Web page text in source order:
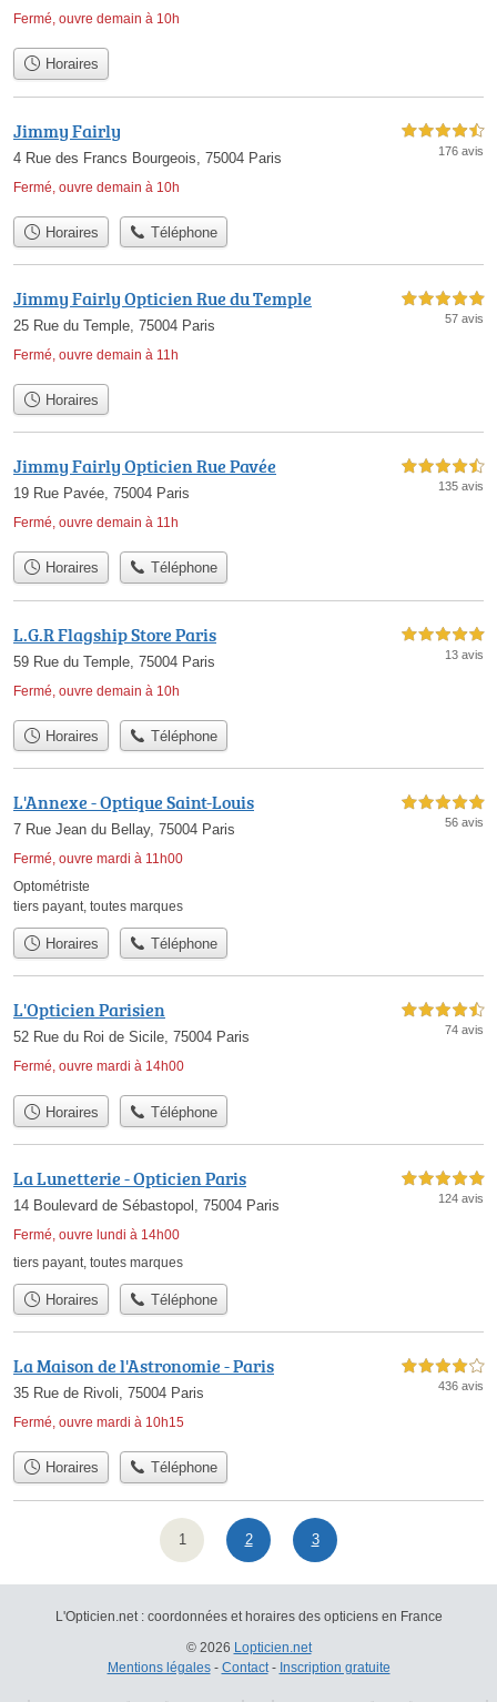
Fermé, ouvre demain à 10h
Horaires
Jimmy Fairly
4 Rue des Francs Bourgeois, 75004 Paris
Fermé, ouvre demain à 10h
4,5 étoiles sur 5
176 avis
Horaires Téléphone
Jimmy Fairly Opticien Rue du Temple
25 Rue du Temple, 75004 Paris
Fermé, ouvre demain à 11h
5,0 étoiles sur 5
57 avis
Horaires
Jimmy Fairly Opticien Rue Pavée
19 Rue Pavée, 75004 Paris
Fermé, ouvre demain à 11h
4,5 étoiles sur 5
135 avis
Horaires Téléphone
L.G.R Flagship Store Paris
59 Rue du Temple, 75004 Paris
Fermé, ouvre demain à 10h
5,0 étoiles sur 5
13 avis
Horaires Téléphone
L'Annexe - Optique Saint-Louis
7 Rue Jean du Bellay, 75004 Paris
Fermé, ouvre mardi à 11h00
5,0 étoiles sur 5
56 avis
Optométriste
tiers payant, toutes marques
Horaires Téléphone
L'Opticien Parisien
52 Rue du Roi de Sicile, 75004 Paris
Fermé, ouvre mardi à 14h00
4,5 étoiles sur 5
74 avis
Horaires Téléphone
La Lunetterie - Opticien Paris
14 Boulevard de Sébastopol, 75004 Paris
Fermé, ouvre lundi à 14h00
5,0 étoiles sur 5
124 avis
tiers payant toutes marques
Horaires Téléphone
La Maison de l'Astronomie - Paris
35 Rue de Rivoli, 75004 Paris
Fermé, ouvre mardi à 10h15
4,0 étoiles sur 5
436 avis
Horaires Téléphone
1 2 3
L'Opticien.net : coordonnées et horaires des opticiens en France
© 2026 Lopticien.net
Mentions légales- Contact- Inscription gratuite